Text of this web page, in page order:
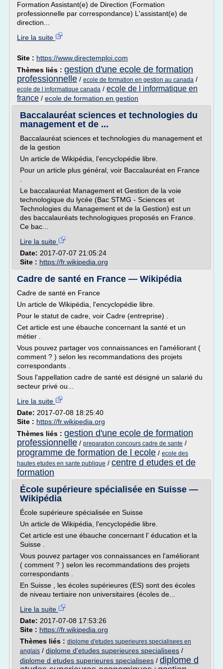
Formation Assistant(e) de Direction (Formation
professionnelle par correspondance) L'assistant(e) de
direction...
Lire la suite
Site : https://www.directemploi.com
Thèmes liés : gestion d'une ecole de formation
professionnelle / ecole de formation en gestion au canada /
ecole de l informatique canada / ecole de l informatique en
france / ecole de formation en gestion
Baccalauréat sciences et technologies du
management et de ...
Baccalauréat sciences et technologies du management et
de la gestion
Un article de Wikipédia, l'encyclopédie libre.
Pour un article plus général, voir Baccalauréat en France
Le baccalauréat Management et Gestion de la voie
technologique du lycée (Bac STMG - Sciences et
Technologies du Management et de la Gestion) est un
des baccalauréats technologiques proposés en France.
Ce bac...
Lire la suite
Date: 2017-07-07 21:05:24
Site : https://fr.wikipedia.org
Cadre de santé en France — Wikipédia
Cadre de santé en France
Un article de Wikipédia, l'encyclopédie libre.
Pour le statut de cadre, voir Cadre (entreprise) .
Cet article est une ébauche concernant la santé et un
métier .
Vous pouvez partager vos connaissances en l'améliorant (
comment ? ) selon les recommandations des projets
correspondants .
Sous l'appellation cadre de santé est désigné un salarié du
secteur privé ou...
Lire la suite
Date: 2017-07-08 18:25:40
Site : https://fr.wikipedia.org
Thèmes liés : gestion d'une ecole de formation
professionnelle / preparation concours cadre de sante /
programme de formation de l ecole / ecole des
hautes etudes en sante publique / centre d etudes et de
formation
École supérieure spécialisée en Suisse —
Wikipédia
École supérieure spécialisée en Suisse
Un article de Wikipédia, l'encyclopédie libre.
Cet article est une ébauche concernant l' éducation et la
Suisse .
Vous pouvez partager vos connaissances en l'améliorant
( comment ? ) selon les recommandations des projets
correspondants .
En Suisse , les écoles supérieures (ES) sont des écoles
de niveau tertiaire non universitaires (écoles de...
Lire la suite
Date: 2017-07-08 17:53:26
Site : https://fr.wikipedia.org
Thèmes liés : diplome d'etudes superieures specialisees en
anglais / diplome d'etudes superieures specialisees /
diplome d etudes superieures specialisees / diplome d